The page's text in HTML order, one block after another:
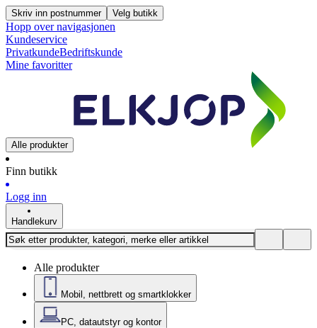
Skriv inn postnummer Velg butikk
Hopp over navigasjonen
Kundeservice
PrivatkundeBedriftskunde
Mine favoritter
Alle produkter
Finn butikk
Logg inn
Handlekurv
Alle produkter
Mobil, nettbrett og smartklokker
PC, datautstyr og kontor